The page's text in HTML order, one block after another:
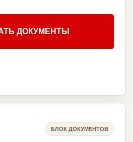
ДОКУМЕНТЫ
БЛОК ДОКУМЕНТОВ